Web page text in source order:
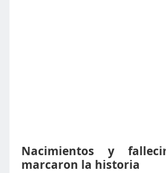
Nacimientos y
marcaron la historia